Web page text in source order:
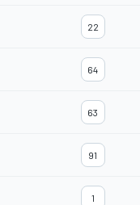
22
64
63
91
1